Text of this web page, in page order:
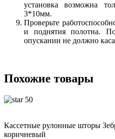
установка возможна
3*10мм.
Проверьте
и поднятия полотна.
опускании не должно
Похожие товары
50
Кассетные рулонные шторы
коричневый